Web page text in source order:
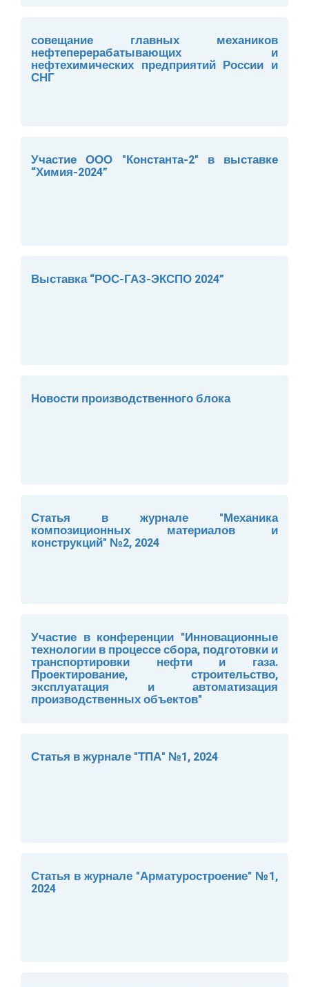
совещание главных механиков
нефтеперерабатывающих и
нефтехимических предприятий России и
СНГ
Участие ООО "Константа-2" в выставке
“Химия-2024”
Выставка “РОС-ГАЗ-ЭКСПО 2024”
Новости производственного блока
Статья в журнале "Механика
композиционных материалов и
конструкций" №2, 2024
Участие в конференции "Инновационные
технологии в процессе сбора, подготовки и
транспортировки нефти и газа.
Проектирование, строительство,
эксплуатация и автоматизация
производственных объектов"
Статья в журнале "ТПА" №1, 2024
Статья в журнале "Арматуростроение" №1,
2024